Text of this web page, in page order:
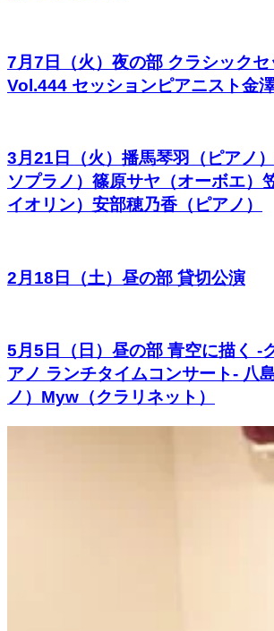
7月7日（火）夜の部 クラシックセ
Vol.444 セッションピアニスト金
3月21日（火）播馬琴羽（ピアノ
ソプラノ）篠原サヤ（オーボエ）
イオリン）安部穂乃香（ピアノ）
2月18日（土）昼の部 貸切公演
5月5日（日）昼の部 青空に描く -
アノ ランチタイムコンサート- 八
ノ）Myw（クラリネット）